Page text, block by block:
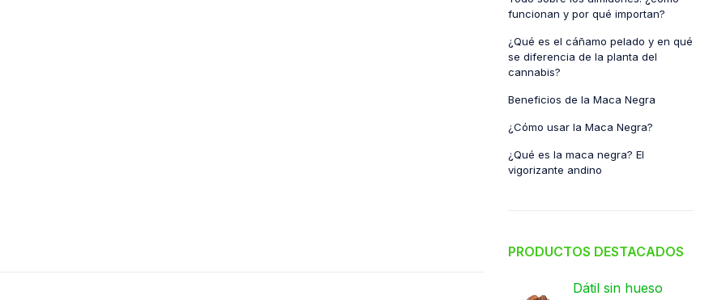
funcionan y por qué importan?
¿Qué es el cáñamo pelado y en qué
se diferencia de la planta del
cannabis?
Beneficios de la Maca Negra
¿Cómo usar la Maca Negra?
¿Qué es la maca negra? El
vigorizante andino
PRODUCTOS DESTACADOS
Dátil sin hueso